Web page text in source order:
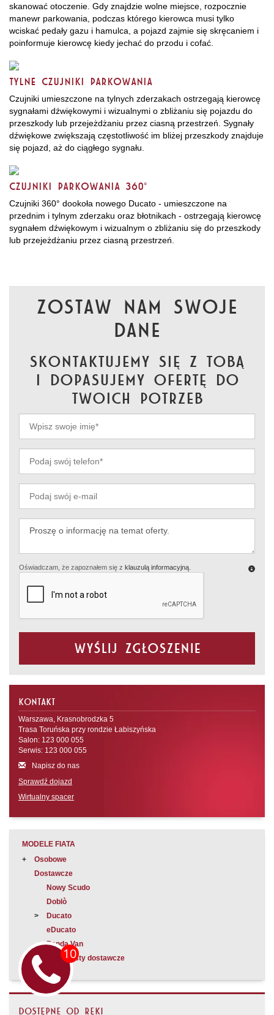
skanować otoczenie. Gdy znajdzie wolne miejsce, rozpocznie
manewr parkowania, podczas którego kierowca musi tylko
wciskać pedały gazu i hamulca, a pojazd zajmie się skręcaniem i
poinformuje kierowcę kiedy jechać do przodu i cofać.
TYLNE CZUJNIKI PARKOWANIA
Czujniki umieszczone na tylnych zderzakach ostrzegają kierowcę
sygnałami dźwiękowymi i wizualnymi o zbliżaniu się pojazdu do
przeszkody lub przejeżdżaniu przez ciasną przestrzeń. Sygnały
dźwiękowe zwiększają częstotliwość im bliżej przeszkody znajduje
się pojazd, aż do ciągłego sygnału.
CZUJNIKI PARKOWANIA 360°
Czujniki 360° dookoła nowego Ducato - umieszczone na
przednim i tylnym zderzaku oraz błotnikach - ostrzegają kierowcę
sygnałem dźwiękowym i wizualnym o zbliżaniu się do przeszkody
lub przejeżdżaniu przez ciasną przestrzeń.
Zostaw nam swoje
dane
skontaktujemy się z Tobą
i dopasujemy ofertę do
Twoich potrzeb
Oświadczam, że zapoznałem się z klauzulą informacyjną
Wyślij zgłoszenie
KONTAKT
Warszawa, Krasnobrodzka 5
Trasa Toruńska przy rondzie Łabiszyńska
Salon: 123 000 055
Serwis: 123 000 055
Napisz do nas
Sprawdź dojazd
Wirtualny spacer
MODELE FIATA
Osobowe
Dostawcze
Nowy Scudo
Doblò
Ducato
eDucato
Panda Van
Video testy dostawcze
DOSTĘPNE OD RĘKI